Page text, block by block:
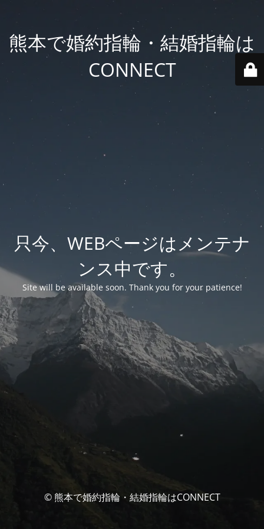
熊本で婚約指輪・結婚指輪は
CONNECT
只今、WEBページはメンテナ
ンス中です。
Site will be available soon. Thank you for your patience!
© 熊本で婚約指輪・結婚指輪はCONNECT